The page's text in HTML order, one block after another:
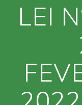
LEI